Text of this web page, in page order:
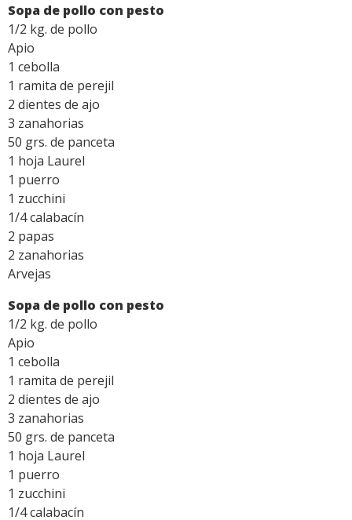
Sopa de pollo con pesto
1/2 kg. de pollo
Apio
1 cebolla
1 ramita de perejil
2 dientes de ajo
3 zanahorias
50 grs. de panceta
1 hoja Laurel
1 puerro
1 zucchini
1/4 calabacín
2 papas
2 zanahorias
Arvejas
Sopa de pollo con pesto
1/2 kg. de pollo
Apio
1 cebolla
1 ramita de perejil
2 dientes de ajo
3 zanahorias
50 grs. de panceta
1 hoja Laurel
1 puerro
1 zucchini
1/4 calabacín